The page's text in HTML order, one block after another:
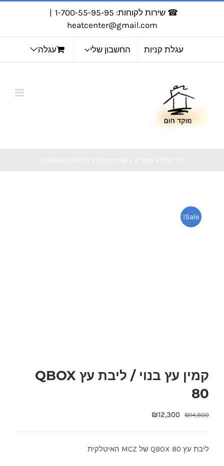
☎ שירות לקוחות: 1-700-55-95-95
|
heatcenter@gmail.com
עגלת קניות החשבון שלי עגלה
Sale!
קמין עץ בנוי / ליבת עץ QBOX
80
₪14,800
המחיר ₪12,300
ליבת עץ QBOX 80 של MCZ האיטלקית